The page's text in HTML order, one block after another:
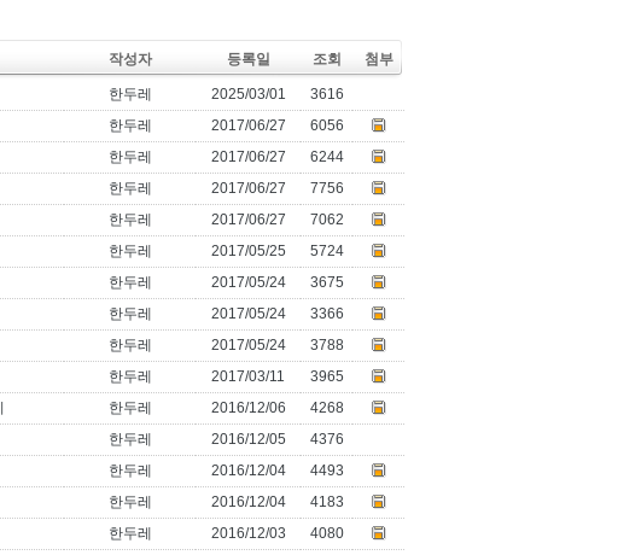
작성자 등록일 조회 첨부
한두레 2025/03/01
3616
한두레 2017/06/27
6056
한두레 2017/06/27
6244
한두레 2017/06/27
7756
한두레 2017/06/27
7062
한두레 2017/05/25
5724
한두레 2017/05/24
3675
한두레 2017/05/24
3366
한두레 2017/05/24
3788
한두레 2017/03/11
3965
한두레 2016/12/06
4268
한두레 2016/12/05
4376
한두레 2016/12/04
4493
한두레 2016/12/04
4183
한두레 2016/12/03 4080